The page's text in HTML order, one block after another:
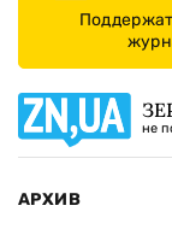
не
АРХИВ